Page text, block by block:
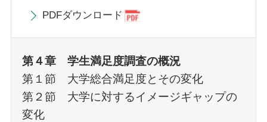
PDFダウンロード
第４章 学生満足度調査の概況
第１節 大学総合満足度とその変化
第２節 大学に対するイメージギャップの
変化